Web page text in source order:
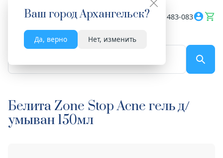
Ваш городАрхангельск?
Да, верно Нет, изменить
Весь сайт 8182 483-083
Белита Zone Stop Acne гель д/
умыван 150мл